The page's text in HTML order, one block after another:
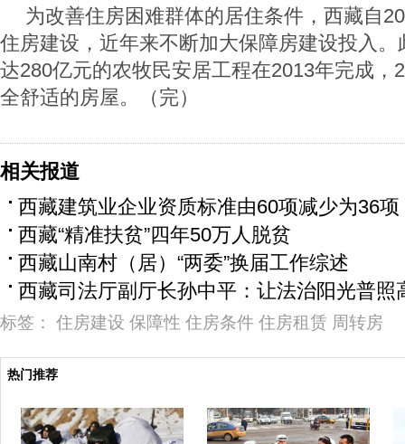
为改善住房困难群体的居住条件，西藏自
住房建设，近年来不断加大保障房建设投入
达280亿元的农牧民安居工程在2013年完成，
全舒适的房屋。（完）
相关报道
西藏建筑业企业资质标准由60项减少为36项
西藏“精准扶贫”四年50万人脱贫
西藏山南村（居）“两委”换届工作综述
西藏司法厅副厅长孙中平：让法治阳光普照
标签： 住房建设 保障性 住房条件 住房租赁 周转房
热门推荐